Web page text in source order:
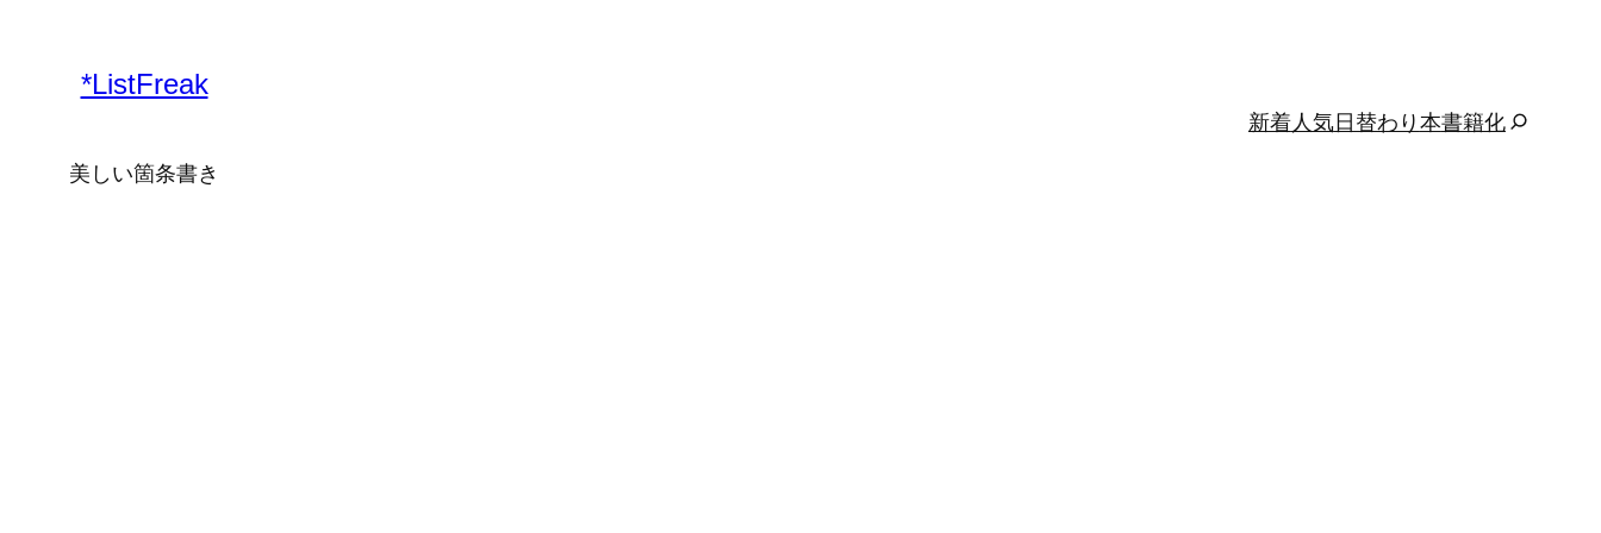
*ListFreak
美しい箇条書き
新着人気日替わり本書籍化